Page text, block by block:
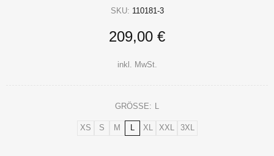
SKU: 110181-3
209,00 €
inkl. MwSt.
GRÖSSE:
XS S M L XL XXL 3XL